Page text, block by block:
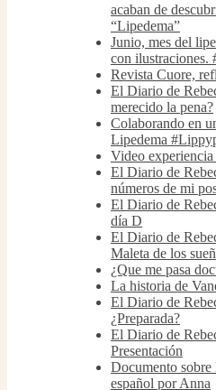
acaban de
“Lipedema”
Junio, mes del
con ilustraciones.
Revista Cuore,
El Diario de
merecido la pena?
Colaborando en
Lipedema
Video
El Diario de
números de mi
El Diario de
día D
El Diario de
Maleta de los
¿Que me pasa
La historia de
El Diario de
¿Preparada?
El Diario de
Presentación
Documento sobre
español por Anna